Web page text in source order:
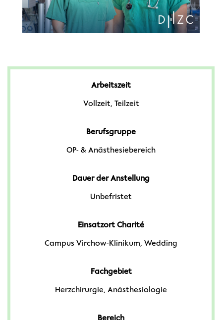
Arbeitszeit
Vollzeit, Teilzeit
Berufsgruppe
OP- & Anästhesiebereich
Dauer der Anstellung
Unbefristet
Einsatzort Charité
Campus Virchow-Klinikum, Wedding
Fachgebiet
Herzchirurgie, Anästhesiologie
Bereich